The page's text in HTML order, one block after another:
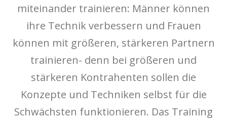
miteinander trainieren: Männer können
ihre Technik verbessern und Frauen
können mit größeren, stärkeren Partnern
trainieren- denn bei größeren und
stärkeren Kontrahenten sollen die
Konzepte und Techniken selbst für die
Schwächsten funktionieren. Das Training